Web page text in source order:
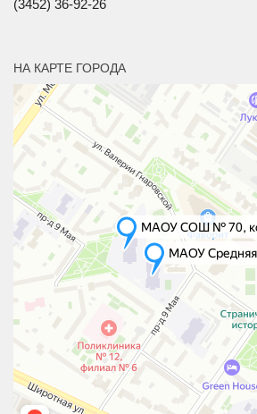
(3452) 36-92-26
НА КАРТЕ ГОРОДА